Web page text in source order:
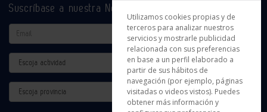
Suscríbase a nuestra Newsletter
Email
Actividad
Provincia
Utilizamos cookies propias y de
terceros para analizar nuestros
servicios y mostrarle publicidad
relacionada con sus preferencias
en base a un perfil elaborado a
partir de sus hábitos de
navegación (por ejemplo, páginas
visitadas o videos vistos). Puedes
obtener más información y